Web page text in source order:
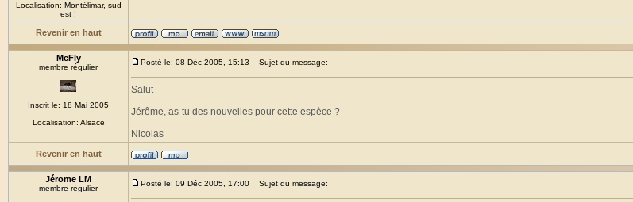
Localisation: Montélimar, sud
est !
Revenir en haut
McFly
membre régulier
Inscrit le: 18 Mai 2005
Localisation: Alsace
Posté le: 08 Déc 2005, 15:13 Sujet du message:
Salut
Jérôme, as-tu des nouvelles pour cette espèce ?
Nicolas
Revenir en haut
Jérome LM
membre régulier
Posté le: 09 Déc 2005, 17:00 Sujet du message: